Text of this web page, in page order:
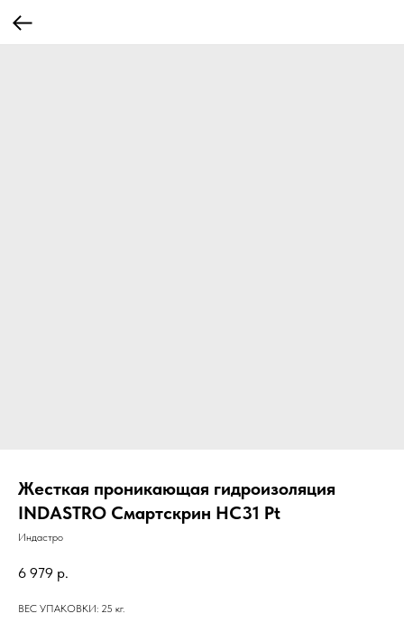
Жесткая проникающая гидроизоляция
INDASTRO Смартскрин HC31 Pt
Индастро
6 979 р.
ВЕС УПАКОВКИ: 25 кг.